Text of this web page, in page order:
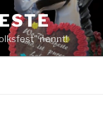
nennt!